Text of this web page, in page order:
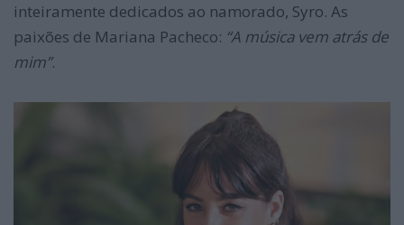
inteiramente dedicados ao namorado, Syro. As
paixões de Mariana Pacheco: “A música vem atrás de
mim”.